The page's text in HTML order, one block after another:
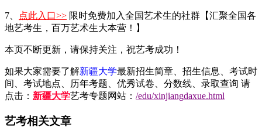
7、 点此入口>> 限时免费加入全国艺术生的社群【汇聚全国各
地艺考生，百万艺术生大本营！】
本页不断更新，请保持关注，祝艺考成功！
如果大家需要了解新疆大学最新招生简章、招生信息、考试时
间、考试地点、历年考题、优秀试卷、分数线、录取查询 请
点击： 新疆大学艺考专题网站： /edu/xinjiangdaxue.html
艺考相关文章